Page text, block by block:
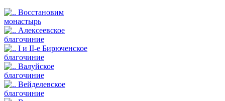
Восстановим
монастырь
Алексеевское
благочиние
I и II-е Бирюченское
благочиние
Валуйское
благочиние
Вейделевское
благочиние